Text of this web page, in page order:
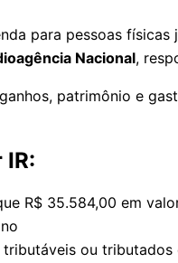
para pessoas
Nacional,
patrimônio e
R$ 35.584,00 em
ou